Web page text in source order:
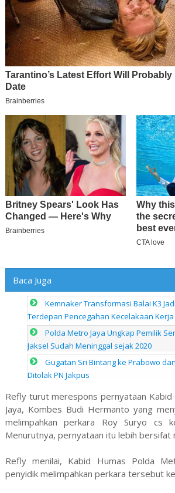
Baca Juga
Kemnaker Transformasi Balai K3
Terdepan Pencegahan Kecelakaan Kerja
Polda Metro Jaya Ungkap Pemilik
Jaksel Sudah Meninggal sejak 2020
Gugatan Sri Bintang ke Prabowo
Ditolak PN Jakpus
Refly turut merespons pernyataan
Jaya, Kombes Budi Hermanto yang
melimpahkan perkara Roy Suryo cs
Menurutnya, pernyataan itu lebih bersifat
Refly menilai, Kabid Humas Polda
penyidik melimpahkan perkara tersebut